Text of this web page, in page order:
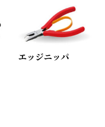
エッジニッパ